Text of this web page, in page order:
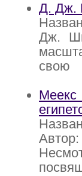
Д. Дж.
Дж.
свою